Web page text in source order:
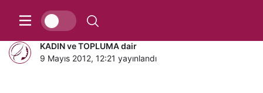
Flaş iddia!
KADIN ve TOPLUMA dair
9 Mayıs 2012, 12:21 yayınlandı